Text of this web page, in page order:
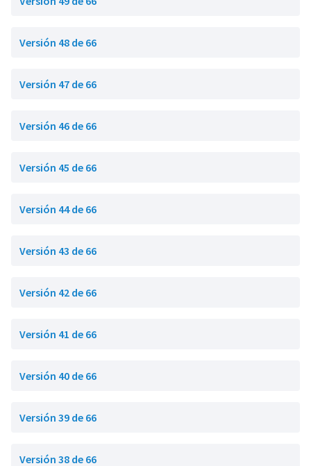
Versión 48 de 66
Versión 47 de 66
Versión 46 de 66
Versión 45 de 66
Versión 44 de 66
Versión 43 de 66
Versión 42 de 66
Versión 41 de 66
Versión 40 de 66
Versión 39 de 66
Versión 38 de 66